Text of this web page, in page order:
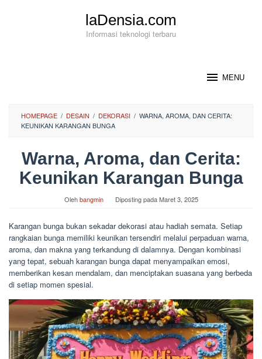
laDensia.com
Informasi teknologi terbaru
MENU
HOMEPAGE / DESAIN / DEKORASI / WARNA, AROMA, DAN CERITA:
KEUNIKAN KARANGAN BUNGA
Warna, Aroma, dan Cerita:
Keunikan Karangan Bunga
Olehbangmin Diposting padaMaret 3, 2025
Karangan bunga bukan sekadar dekorasi atau hadiah semata. Setiap
rangkaian bunga memiliki keunikan tersendiri melalui perpaduan warna,
aroma, dan makna yang terkandung di dalamnya. Dengan kombinasi
yang tepat, sebuah karangan bunga dapat menyampaikan emosi,
memberikan kesan mendalam, dan menciptakan suasana yang berbeda
di setiap momen spesial.